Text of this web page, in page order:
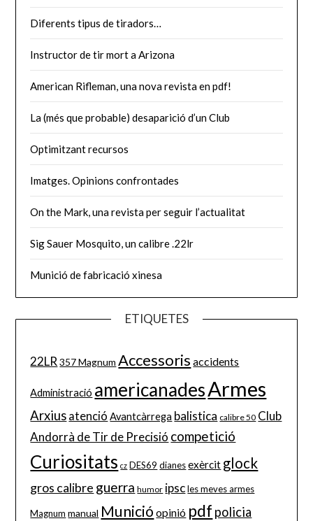
Diferents tipus de tiradors…
Instructor de tir mort a Arizona
American Rifleman, una nova revista en pdf!
La (més que probable) desaparició d’un Club
Optimitzant recursos
Imatges. Opinions confrontades
On the Mark, una revista per seguir l’actualitat
Sig Sauer Mosquito, un calibre .22lr
Munició de fabricació xinesa
ETIQUETES
22LR 357 Magnum Accessoris accidents
Administració americanadesArmes
Arxius atenció Avantcàrrega balistica calibre 50 Club
Andorrà de Tir de Precisió competició
Curiositats cz DES69 dianes exèrcit glock
gros calibre guerra humor ipsc les meves armes
Magnum manual Munició opinió pdf policia